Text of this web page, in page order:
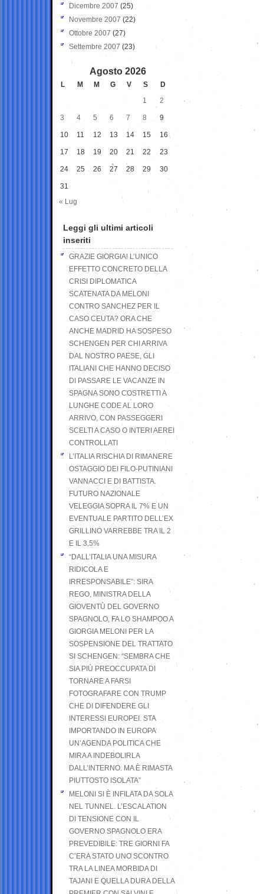
Dicembre 2007 (25)
Novembre 2007 (22)
Ottobre 2007 (27)
Settembre 2007 (23)
Agosto 2026
L M M G V S
D
1
2
3 4 5 6 7 8 9
10 11 12 13 14 15 16
17 18 19 20 21 22 23
24 25 26 27 28 29 30
31
« Lug
Leggi gli ultimi articoli
inseriti
GRAZIE GIORGIA! L’UNICO
EFFETTO CONCRETO DELLA
CRISI DIPLOMATICA
SCATENATA DA MELONI
CONTRO SANCHEZ PER IL
CASO CEUTA? ORA CHE
ANCHE MADRID HA SOSPESO
SCHENGEN PER CHI ARRIVA
DAL NOSTRO PAESE, GLI
ITALIANI CHE HANNO DECISO
DI PASSARE LE VACANZE IN
SPAGNA SONO COSTRETTI A
LUNGHE CODE AL LORO
ARRIVO, CON PASSEGGERI
SCELTI A CASO O INTERI AEREI
CONTROLLATI
L’ITALIA RISCHIA DI RIMANERE
OSTAGGIO DEI FILO-PUTINIANI
VANNACCI E DI BATTISTA.
FUTURO NAZIONALE
VELEGGIA SOPRA IL 7% E UN
EVENTUALE PARTITO DELL’EX
GRILLINO VARREBBE TRA IL 2
E IL 3.5%
“DALL’ITALIA UNA MISURA
RIDICOLA E
IRRESPONSABILE”: SIRA
REGO, MINISTRA DELLA
GIOVENTÙ DEL GOVERNO
SPAGNOLO, FA LO SHAMPOO A
GIORGIA MELONI PER LA
SOSPENSIONE DEL TRATTATO
SI SCHENGEN: “SEMBRA CHE
SIA PIÙ PREOCCUPATA DI
TORNARE A FARSI
FOTOGRAFARE CON TRUMP
CHE DI DIFENDERE GLI
INTERESSI EUROPEI. STA
IMPORTANDO IN EUROPA
UN’AGENDA POLITICA CHE
MIRA A INDEBOLIRLA
DALL’INTERNO. MA È RIMASTA
PIUTTOSTO ISOLATA”
MELONI SI È INFILATA DA SOLA
NEL TUNNEL. L’ESCALATION
DI TENSIONE CON IL
GOVERNO SPAGNOLO ERA
PREVEDIBILE: TRE GIORNI FA
C’ERA STATO UNO SCONTRO
TRA LA LINEA MORBIDA DI
TAJANI E QUELLA DURA DELLA